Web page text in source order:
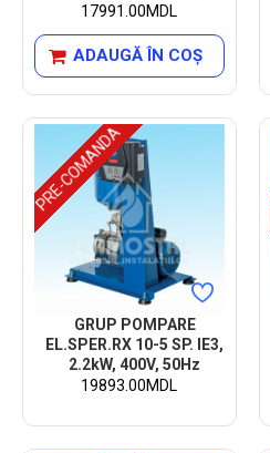
17991.00MDL
ADAUGĂ ÎN COŞ
PRE-COMANDA
GRUP POMPARE
EL.SPER.RX 10-5 SP. IE3,
2.2kW, 400V, 50Hz
19893.00MDL